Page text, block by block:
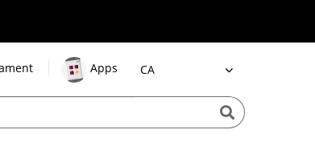
Apps
Idioma